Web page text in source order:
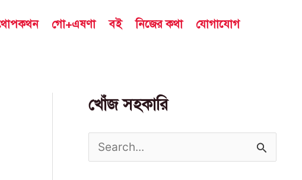
গো+এষণা বই নিজের কথা যোগাযোগ
খোঁজ সহকারি